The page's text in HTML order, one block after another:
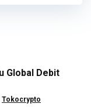
Global Debit
Tokocrypto